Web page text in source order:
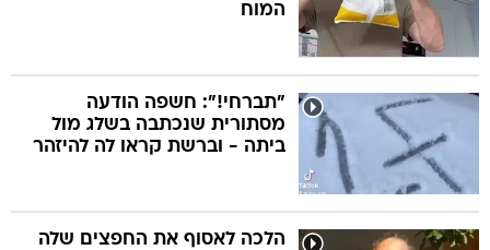
המוח
"תברחי!": חשפה הודעה
מסתורית שנכתבה בשלג מול
ביתה - וברשת קראו לה להיזהר
הלכה לאסוף את החפצים שלה